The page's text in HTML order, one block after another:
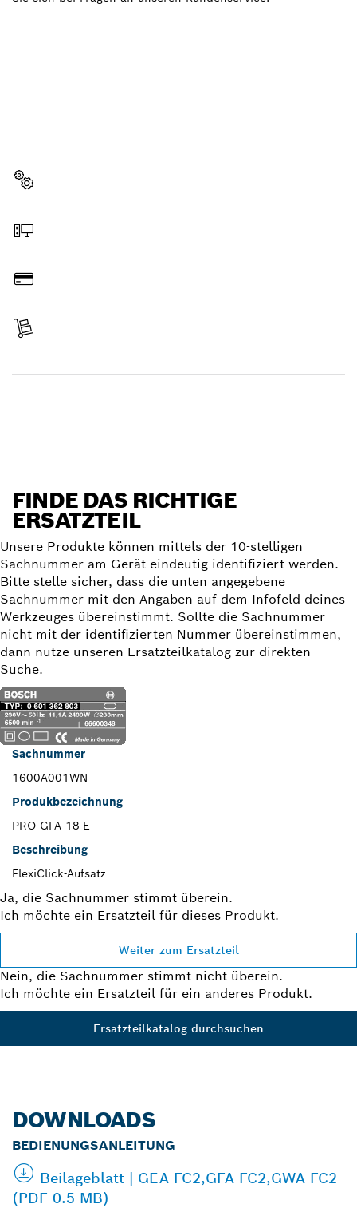
FINDE DAS RICHTIGE
ERSATZTEIL
Unsere Produkte können mittels der 10-stelligen
Sachnummer am Gerät eindeutig identifiziert werden.
Bitte stelle sicher, dass die unten angegebene
Sachnummer mit den Angaben auf dem Infofeld deines
Werkzeuges übereinstimmt. Sollte die Sachnummer
nicht mit der identifizierten Nummer übereinstimmen,
dann nutze unseren Ersatzteilkatalog zur direkten
Suche.
Sachnummer
1600A001WN
Produkbezeichnung
PRO GFA 18-E
Beschreibung
FlexiClick-Aufsatz
Ja, die Sachnummer stimmt überein.
Ich möchte ein Ersatzteil für dieses Produkt.
Weiter zum Ersatzteil
Nein, die Sachnummer stimmt nicht überein.
Ich möchte ein Ersatzteil für ein anderes Produkt.
Ersatzteilkatalog durchsuchen
DOWNLOADS
BEDIENUNGSANLEITUNG
Beilageblatt | GEA FC2,GFA FC2,GWA FC2
(PDF 0.5 MB)